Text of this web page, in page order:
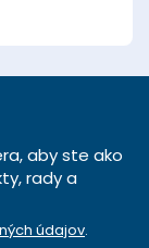
aby ste ako
rady a
údajov.